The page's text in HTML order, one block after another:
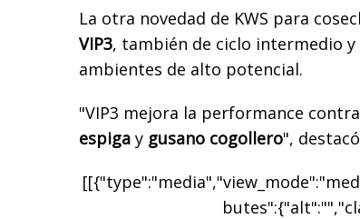
La otra novedad de KWS para
VIP3, también de ciclo intermedio
ambientes de alto potencial.
"VIP3 mejora la performance
espiga y gusano cogollero",